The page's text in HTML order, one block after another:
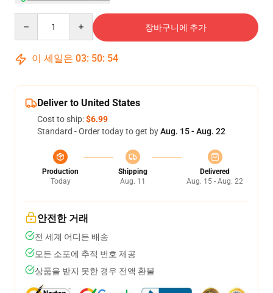
장바구니에 추가
이 세일은 03: 50: 54
Deliver to United States
Cost to ship:$6.99
Standard - Order today to get byAug. 15 - Aug. 22
Production
Today
Shipping
Aug. 11
Delivered
Aug. 15 - Aug. 22
안전한 거래
전 세계 어디든 배송
모든 소포에 추적 번호 제공
상품을 받지 못한 경우 전액 환불